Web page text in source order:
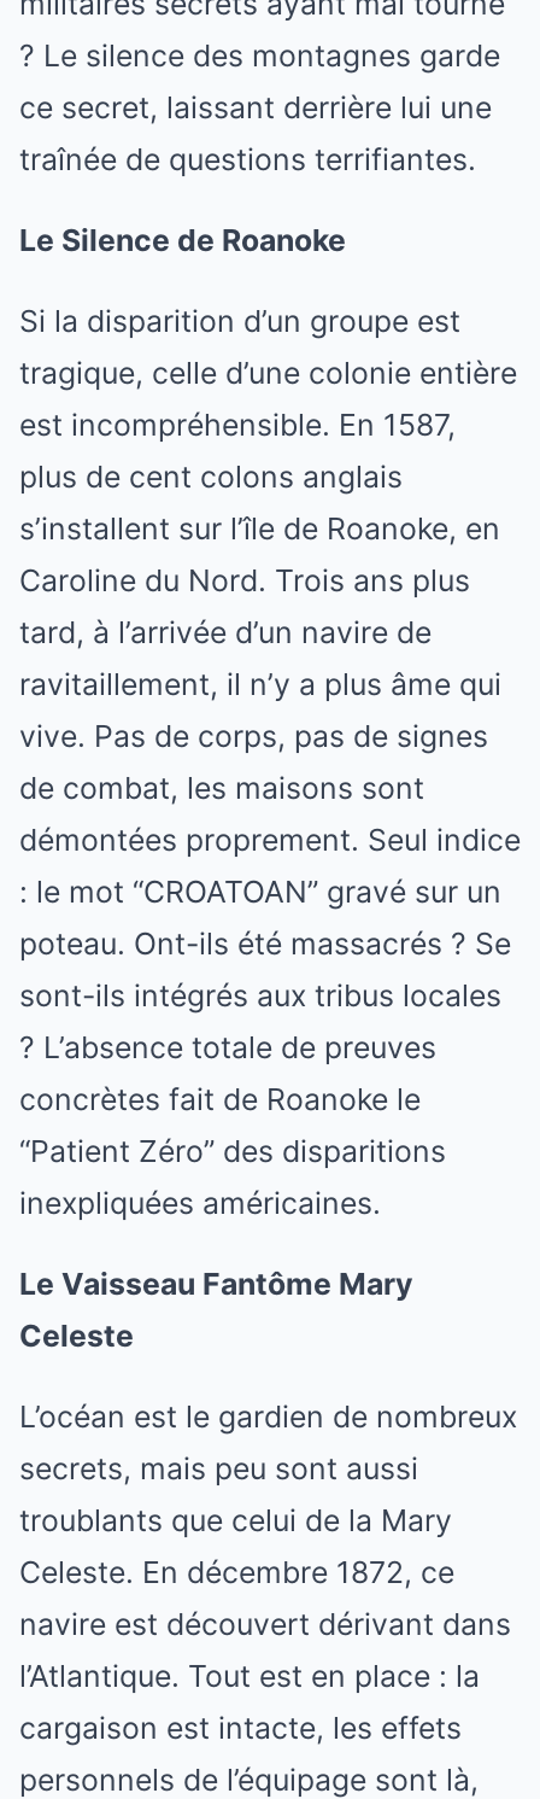
? Le silence des montagnes garde
ce secret, laissant derrière lui une
traînée de questions terrifiantes.
Le Silence de Roanoke
Si la disparition d’un groupe est
tragique, celle d’une colonie entière
est incompréhensible. En 1587,
plus de cent colons anglais
s’installent sur l’île de Roanoke, en
Caroline du Nord. Trois ans plus
tard, à l’arrivée d’un navire de
ravitaillement, il n’y a plus âme qui
vive. Pas de corps, pas de signes
de combat, les maisons sont
démontées proprement. Seul indice
: le mot “CROATOAN” gravé sur un
poteau. Ont-ils été massacrés ? Se
sont-ils intégrés aux tribus locales
? L’absence totale de preuves
concrètes fait de Roanoke le
“Patient Zéro” des disparitions
inexpliquées américaines.
Le Vaisseau Fantôme Mary
Celeste
L’océan est le gardien de nombreux
secrets, mais peu sont aussi
troublants que celui de la Mary
Celeste. En décembre 1872, ce
navire est découvert dérivant dans
l’Atlantique. Tout est en place : la
cargaison est intacte, les effets
personnels de l’équipage sont là,